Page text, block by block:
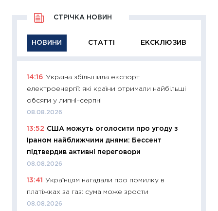
НОВИНИ СТАТТІ ЕКСКЛЮЗИВ
СТРІЧКА НОВИН
14:16 Україна збільшила експорт
електроенергії: які країни отримали найбільші
обсяги у липні–серпні
08.08.2026
13:52 США можуть оголосити про угоду з
Іраном найближчими днями: Бессент
підтвердив активні переговори
08.08.2026
13:41
Українцям нагадали про помилку в
платіжках за газ: сума може зрости
08.08.2026